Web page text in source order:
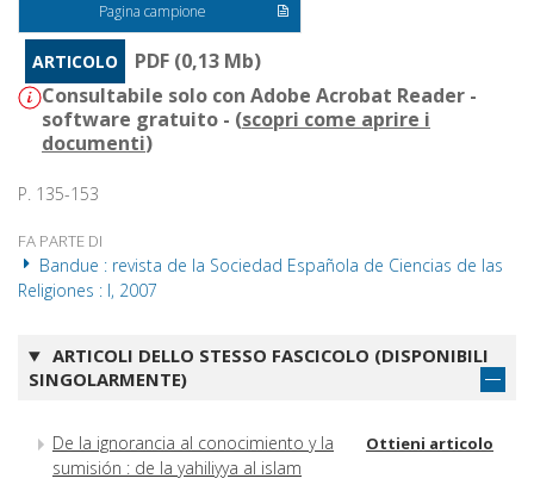
Pagina campione
ARTICOLO
PDF (0,13 Mb)
Consultabile solo con Adobe Acrobat Reader -
software gratuito - (scopri come aprire i
documenti)
P. 135-153
FA PARTE DI
Bandue : revista de la Sociedad Española de Ciencias de las
Religiones : I, 2007
ARTICOLI DELLO STESSO FASCICOLO (DISPONIBILI
SINGOLARMENTE)
De la ignorancia al conocimiento y la
sumisión : de la yahiliyya al islam
Ottieni articolo